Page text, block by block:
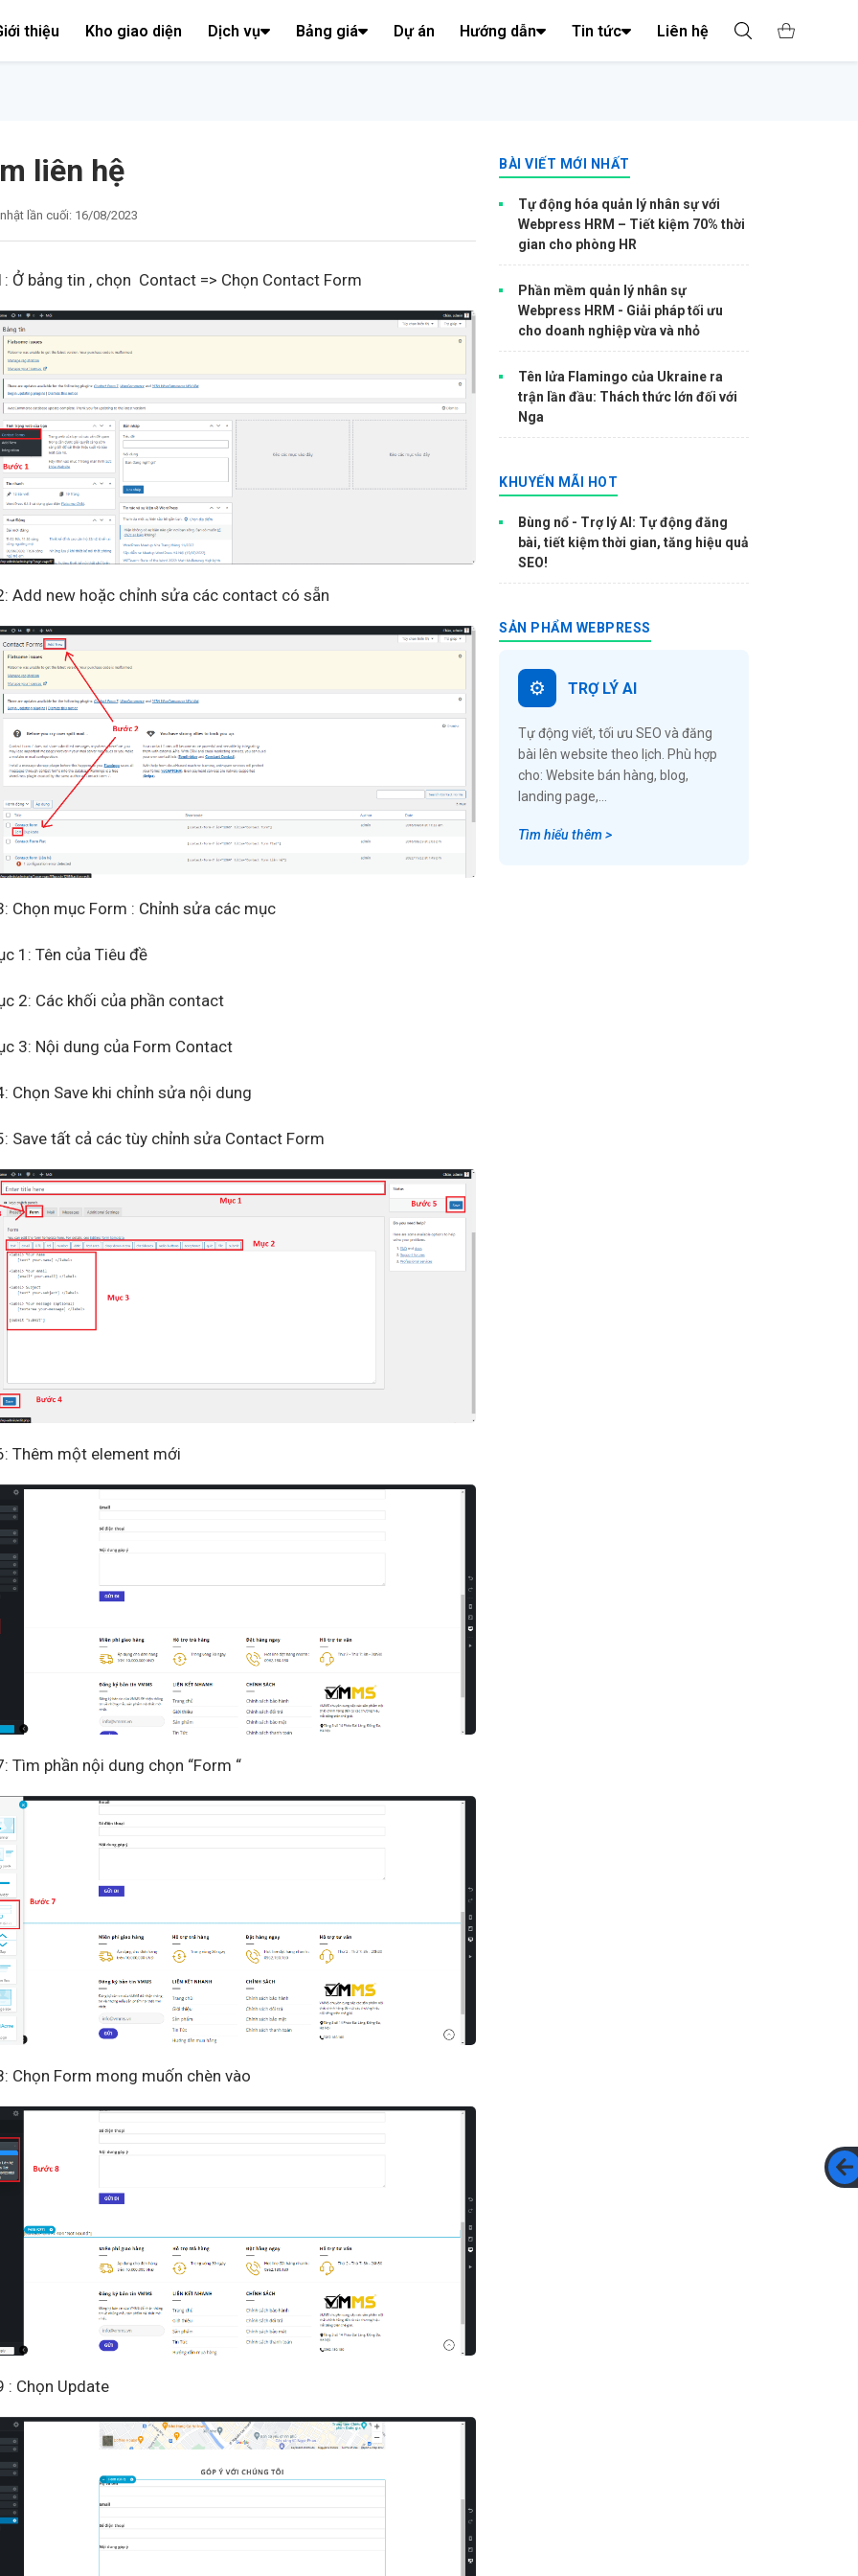
thiệu Kho giao diện Dịch vụ Bảng giá Dự án Hướng dẫn Tin tức Liên hệ
liên hệ
lần cuối: 16/08/2023
Ở bảng tin , chọn Contact => Chọn Contact Form
Add new hoặc chỉnh sửa các contact có sẵn
Chọn mục Form : Chỉnh sửa các mục
Tên của Tiêu đề
Các khối của phần contact
Nội dung của Form Contact
Chọn Save khi chỉnh sửa nội dung
Save tất cả các tùy chỉnh sửa Contact Form
Thêm một element mới
Tìm phần nội dung chọn “Form “
Chọn Form mong muốn chèn vào
: Chọn Update
BÀI VIẾT MỚI NHẤT
Tự động hóa quản lý nhân sự với
Webpress HRM – Tiết kiệm 70% thời
gian cho phòng HR
Phần mềm quản lý nhân sự
Webpress HRM - Giải pháp tối ưu
cho doanh nghiệp vừa và nhỏ
Tên lửa Flamingo của Ukraine ra
trận lần đầu: Thách thức lớn đối với
Nga
KHUYẾN MÃI HOT
Bùng nổ - Trợ lý AI: Tự động đăng
bài, tiết kiệm thời gian, tăng hiệu quả
SEO!
SẢN PHẨM WEBPRESS
TRỢ LÝ AI
Tự động viết, tối ưu SEO và đăng
bài lên website theo lịch. Phù hợp
cho: Website bán hàng, blog,
landing page,...
Tìm hiểu thêm >
Liên hệ để được tư vấn
Gửi đi